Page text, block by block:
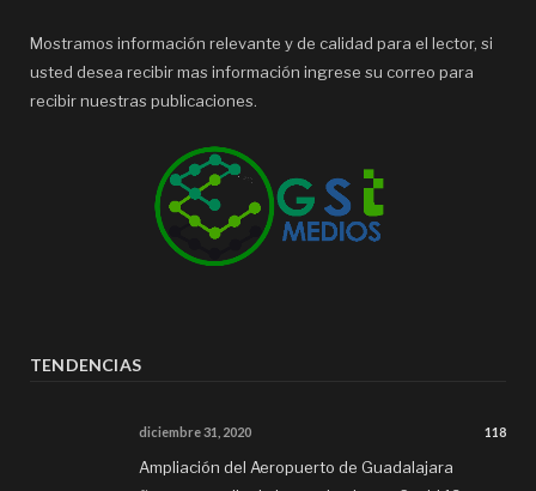
Mostramos información relevante y de calidad para el lector, si
usted desea recibir mas información ingrese su correo para
recibir nuestras publicaciones.
TENDENCIAS
diciembre 31, 2020 118
Ampliación del Aeropuerto de Guadalajara